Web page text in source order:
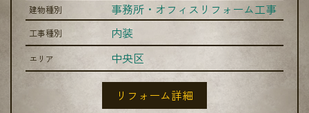
建物種別 事務所・オフィスリフォーム工事
工事種別 内装
エリア 中央区
リフォーム詳細